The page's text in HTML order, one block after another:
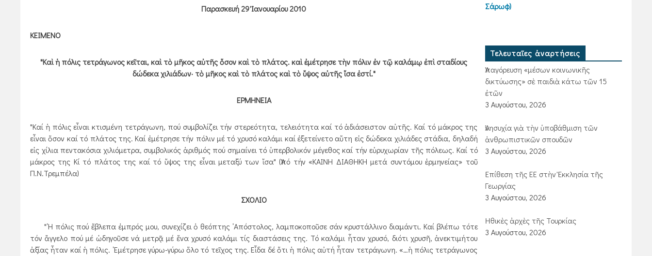
Παρασκευή 29 Ἰανουαρίου 2010
ΚΕΙΜΕΝΟ
"Καὶ ἡ πόλις τετράγωνος κεῖται, καὶ τὸ μῆκος αὐτῆς ὅσον καὶ τὸ πλάτος. καὶ ἐμέτρησε τὴν πόλιν ἐν τῷ καλάμῳ ἐπὶ σταδίους
δώδεκα χιλιάδων· τὸ μῆκος καὶ τὸ πλάτος καὶ τὸ ὕψος αὐτῆς ἴσα ἐστί."
ΕΡΜΗΝΕΙΑ
"Καί ἡ πόλις εἶναι κτισμένη τετράγωνη, πού συμβολίζει τήν στερεότητα, τελειότητα καί τό ἀδιάσειστον αὐτῆς. Καί τό μάκρος της
εἶναι ὅσον καί τό πλάτος της. Καί ἐμέτρησε τήν πόλιν μέ τό χρυσό καλάμι καί ἐξετείνετο αὕτη εἰς δώδεκα χιλιάδες στάδια, δηλαδή
εἰς χίλια πεντακόσια χιλιόμετρα, συμβολικός ἀριθμός πού σημαίνει τό ὑπερβολικόν μέγεθος καί τήν εὐρυχωρίαν τῆς πόλεως. Καί τό
μάκρος της Κί τό πλάτος της καί τό ὕψος της εἶναι μεταξύ των ἴσα" (Ἀπό τήν «ΚΑΙΝΗ ΔΙΑΘΗΚΗ μετά συντόμου ἑρμηνείας» τοῦ
Π.Ν.Τρεμπέλα)
ΣΧΟΛΙΟ
"῾Η πόλις πού ἔβλεπα ἐμπρός μου, συνεχίζει ὁ θεόπτης ᾿Απόστολος, λαμποκοποῦσε σάν κρυστάλλινο διαμάντι. Καί βλέπω τότε
τόν ἄγγελο πού μέ ὡδηγοῦσε νά μετρᾷ μέ ἕνα χρυσό καλάμι τίς διαστάσεις της. Τό καλάμι ἦταν χρυσό, διότι χρυσῆ, ἀνεκτιμήτου
ἀξίας ἦταν καί ἡ πόλις. ᾿Εμέτρησε γύρω-γύρω ὅλο τό τεῖχος της. Εἶδα δέ ὅτι ἡ πόλις αὐτή ἦταν τετράγωνη. «…ἡ πόλις τετράγωνος
Σάρωφ)
Τελευταῖες ἀναρτήσεις
Ἀπαγόρευση «μέσων κοινωνικῆς
δικτύωσης» σὲ παιδιὰ κάτω τῶν 15
ἐτῶν
3 Αυγούστου, 2026
Ἀνησυχία γιὰ τὴν ὑποβάθμιση τῶν
ἀνθρωπιστικῶν σπουδῶν
3 Αυγούστου, 2026
Ἐπίθεση τῆς ΕΕ στὴν Ἐκκλησία τῆς
Γεωργίας
3 Αυγούστου, 2026
Ἠθικὲς ἀρχὲς τῆς Τουρκίας
3 Αυγούστου, 2026